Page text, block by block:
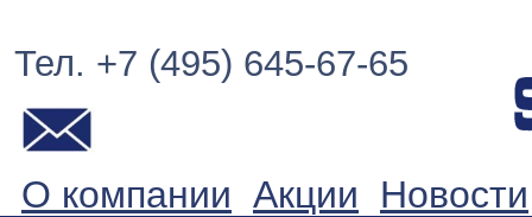
Тел. +7 (495) 645-67-65
О компании Акции Новости